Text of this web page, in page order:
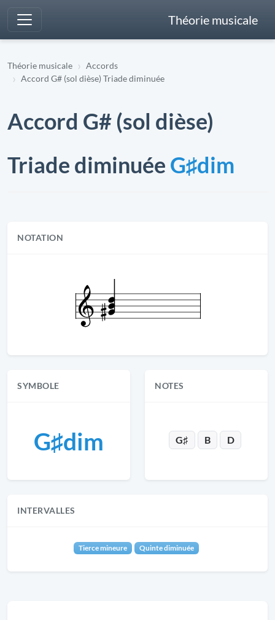
Théorie musicale
Théorie musicale
Accords
Accord G# (sol dièse) Triade diminuée
Accord G# (sol dièse)
Triade diminuée G♯dim
NOTATION
SYMBOLE
G♯dim
NOTES
G♯ B D
INTERVALLES
Tierce mineure Quinte diminuée